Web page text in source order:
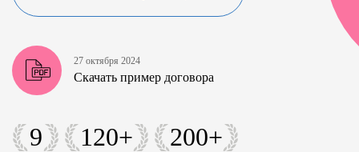
27 октября 2024
Скачать пример договора
9 120+ 200+